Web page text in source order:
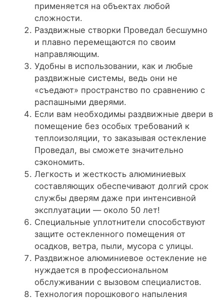
применяется на объектах любой
сложности.
Раздвижные створки Проведал бесшумно
и плавно перемещаются по своим
направляющим.
Удобны в использовании, как и любые
раздвижные системы, ведь они не
«съедают» пространство по сравнению с
распашными дверями.
Если вам необходимы раздвижные двери в
помещение без особых требований к
теплоизоляции, то заказывая остекление
Проведал, вы сможете значительно
сэкономить.
Легкость и жесткость алюминиевых
составляющих обеспечивают долгий срок
службы дверям даже при интенсивной
эксплуатации — около 50 лет!
Специальные уплотнители способствуют
защите остекленного помещения от
осадков, ветра, пыли, мусора с улицы.
Раздвижное алюминиевое остекление не
нуждается в профессиональном
обслуживании с вызовом специалистов.
Технология порошкового напыления